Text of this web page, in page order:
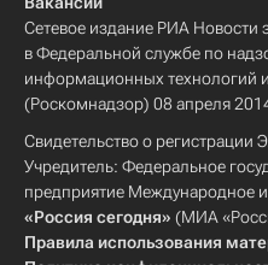
Сетевое издание РИА Новости
в Федеральной службе по
информационных технологий
(Роскомнадзор) 08 апреля
Свидетельство о
Учредитель: Федеральное
предприятие Международное
«Россия сегодня» (МИА
Правила использования